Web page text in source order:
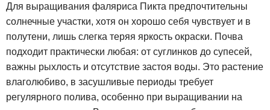
Для выращивания фаляриса Пикта предпочтительны
солнечные участки, хотя он хорошо себя чувствует и в
полутени, лишь слегка теряя яркость окраски. Почва
подходит практически любая: от суглинков до супесей,
важны рыхлость и отсутствие застоя воды. Это растение
влаголюбиво, в засушливые периоды требует
регулярного полива, особенно при выращивании на